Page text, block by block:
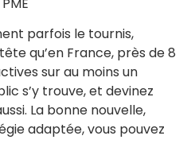
parfois le tournis,
qu’en France, près de 8
sur au moins un
s’y trouve, et devinez
La bonne nouvelle,
adaptée, vous pouvez